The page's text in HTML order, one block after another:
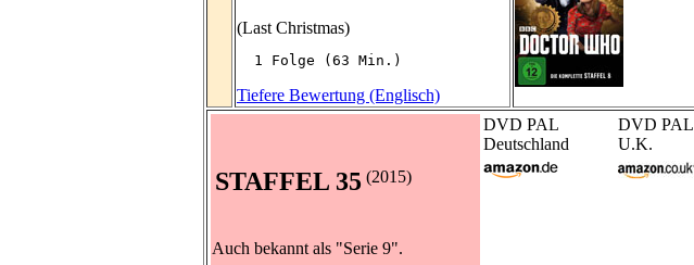
(Last Christmas)
  1 Folge (63 Min.)
Tiefere Bewertung (Englisch)
STAFFEL 35 (2015)
Auch bekannt als "Serie 9".
DVD PAL
Deutschland
DVD PAL
U.K.